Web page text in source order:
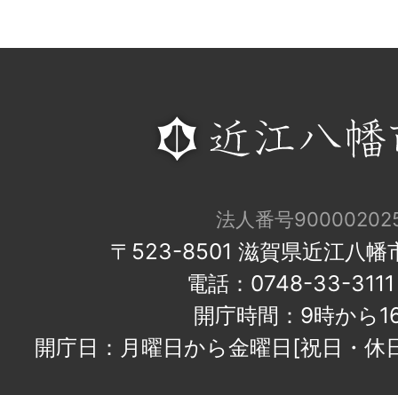
法人番号
〒523-8501 滋賀県近江八幡
電話：0748-33-
開庁時間：9時から
開庁日：月曜日から金曜日[祝日・